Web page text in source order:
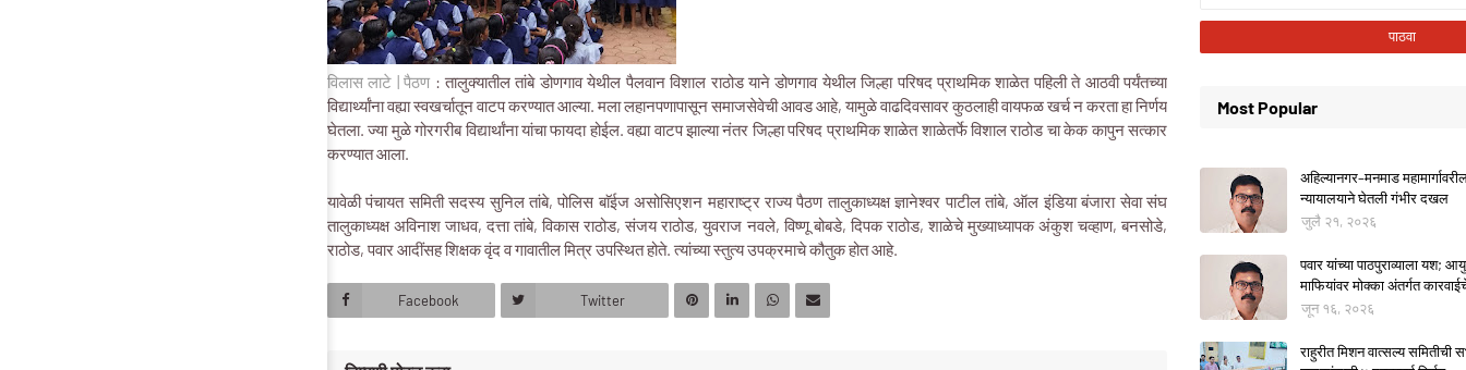
विलास लाटे | पैठण: तालुक्यातील तांबे डोणगाव येथील पैलवान विशाल राठोड याने डोणगाव येथील जिल्हा परिषद प्राथमिक शाळेत पहिली ते आठवी पर्यंतच्या
विद्यार्थ्यांना वह्या स्वखर्चातून वाटप करण्यात आल्या. मला लहानपणापासून समाजसेवेची आवड आहे, यामुळे वाढदिवसावर कुठलाही वायफळ खर्च न करता हा निर्णय
घेतला. ज्या मुळे गोरगरीब विद्यार्थांना यांचा फायदा होईल. वह्या वाटप झाल्या नंतर जिल्हा परिषद प्राथमिक शाळेत शाळेतर्फे विशाल राठोड चा केक कापुन सत्कार
करण्यात आला.
यावेळी पंचायत समिती सदस्य सुनिल तांबे, पोलिस बाॅईज असोसिएशन महाराष्ट्र राज्य पैठण तालुकाध्यक्ष ज्ञानेश्वर पाटील तांबे, ऑल इंडिया बंजारा सेवा संघ
तालुकाध्यक्ष अविनाश जाधव, दत्ता तांबे, विकास राठोड, संजय राठोड, युवराज नवले, विष्णू बोबडे, दिपक राठोड, शाळेचे मुख्याध्यापक अंकुश चव्हाण, बनसोडे,
राठोड, पवार आदींसह शिक्षक वृंद व गावातील मित्र उपस्थित होते. त्यांच्या स्तुत्य उपक्रमाचे कौतुक होत आहे.
Facebook Twitter
Most Popular
अहिल्यानगर–मनमाड
न्यायालयाने घेतली गंभीर दखल
जुलै २१, २०२६
पवार यांच्या पाठपुराव्याला यश;
माफियांवर मोक्का अंतर्गत
जून १६, २०२६
राहुरीत मिशन वात्सल्य समितीची